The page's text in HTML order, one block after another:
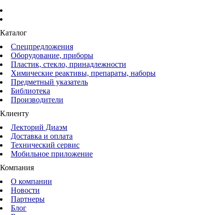
Каталог
Спецпредложения
Оборудование, приборы
Пластик, стекло, принадлежности
Химические реактивы, препараты, наборы
Предметный указатель
Библиотека
Производители
Клиенту
Лекторий Диаэм
Доставка и оплата
Технический сервис
Мобильное приложение
Компания
О компании
Новости
Партнеры
Блог